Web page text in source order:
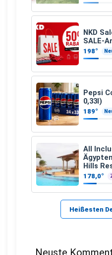
NKD
SALE-
198°
Pepsi
0,33l)
189°
All
Hills
Flüge
178,0°
Heißesten